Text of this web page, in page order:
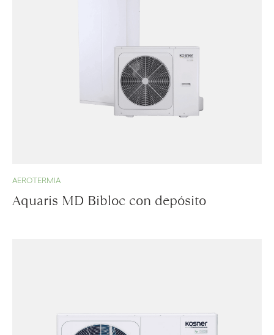
AEROTERMIA
Aquaris MD Bibloc con depósito